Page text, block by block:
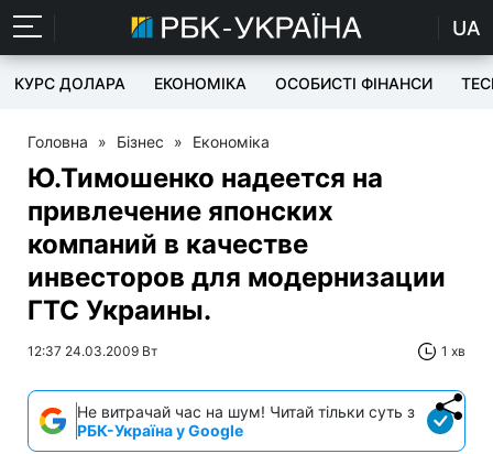
UA
КУРС ДОЛАРА ЕКОНОМІКА ОСОБИСТІ ФІНАНСИ
Головна » Бізнес » Економіка
Ю.Тимошенко надеется на
привлечение японских
компаний в качестве
инвесторов для модернизации
ГТС Украины.
12:37 24.03.2009 Вт 1 хв
Не витрачай час на шум! Читай тільки суть з
РБК-Україна у Google